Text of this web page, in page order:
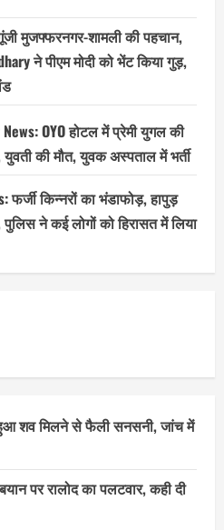
मुजफ्फरनगर-शामली की पहचान,
ने पीएम मोदी को भेंट किया गुड़,
OYO होटल में प्रेमी युगल की
युवती की मौत, युवक अस्पताल में भर्ती
फर्जी किन्नरों का भंडाफोड़, हापुड़
पुलिस ने कई लोगों को हिरासत में लिया
शव मिलने से फैली सनसनी, जांच में
पर रालोद का पलटवार, कही दी